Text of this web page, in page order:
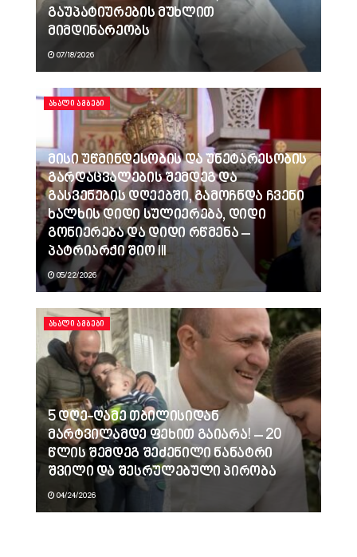
გაუპატიურების მუხლით
მიმდინარეობს
07/18/2026
ᲐᲮᲐᲚᲘ ᲐᲛᲑᲔᲑᲘ
მისი უწმინდესობის და უნეტარესობის
გარდაცვალების შემდეგ და
გასვენების დღეებში, გამოჩნდა ჩვენი
ხალხის დიდი სულიერება, დიდი
გონიერება და დიდი რწმენა –
პატრიარქი შიო III
05/22/2026
ᲐᲮᲐᲚᲘ ᲐᲛᲑᲔᲑᲘ
5 დღე-ღამე თბილისიდან
მარტვილამდე ფეხით გაიარა! – 20
წლის შემდეგ შეძენილი ნანატრი
შვილი და შესრულებული პირობა
04/24/2026